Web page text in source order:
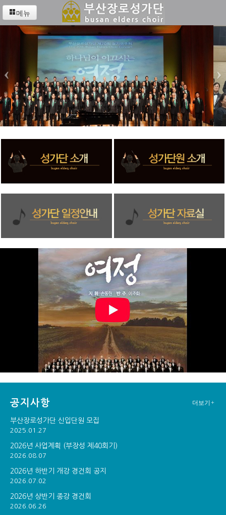
메뉴
‹ ›
공지사항 더보기+
부산장로성가단 신입단원 모집
2025.01.27
2026년 사업계획 (부장성 제40회기)
2026.08.07
2026년 하반기 개강 경건회 공지
2026.07.02
2026년 상반기 종강 경건회
2026.06.26